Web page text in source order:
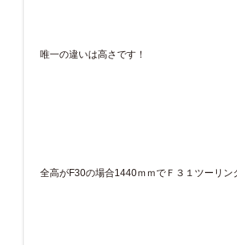
唯一の違いは高さです！
全高がF30の場合1440ｍｍでＦ３１ツーリン